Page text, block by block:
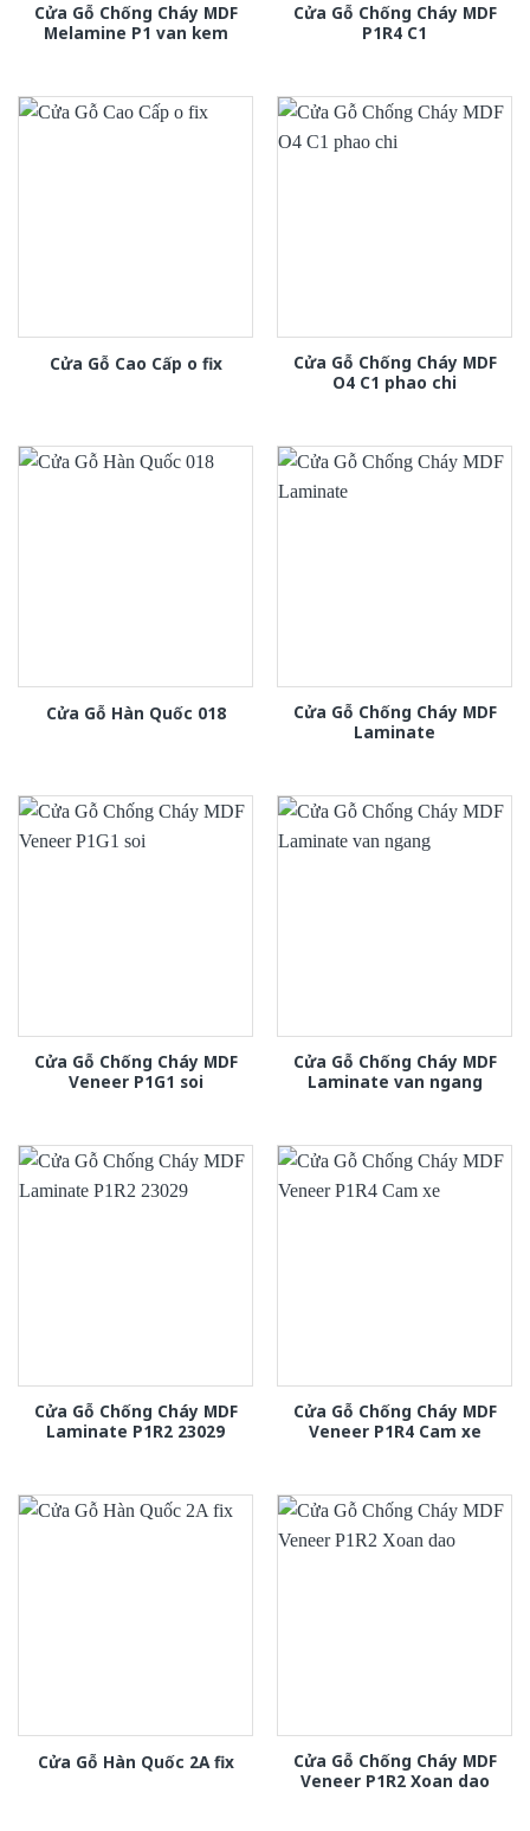
Cửa Gỗ Chống Cháy MDF
Melamine P1 van kem
Cửa Gỗ Chống Cháy MDF
P1R4 C1
Cửa Gỗ Cao Cấp o fix
Cửa Gỗ Chống Cháy MDF
O4 C1 phao chi
Cửa Gỗ Hàn Quốc 018
Cửa Gỗ Chống Cháy MDF
Laminate
Cửa Gỗ Chống Cháy MDF
Veneer P1G1 soi
Cửa Gỗ Chống Cháy MDF
Laminate van ngang
Cửa Gỗ Chống Cháy MDF
Laminate P1R2 23029
Cửa Gỗ Chống Cháy MDF
Veneer P1R4 Cam xe
Cửa Gỗ Hàn Quốc 2A fix
Cửa Gỗ Chống Cháy MDF
Veneer P1R2 Xoan dao